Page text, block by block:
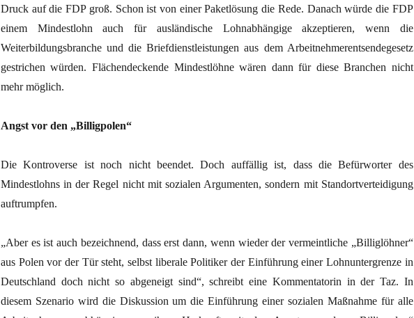
Druck auf die FDP groß. Schon ist von einer Paketlösung die Rede. Danach würde die FDP
einem Mindestlohn auch für ausländische Lohnabhängige akzeptieren, wenn die
Weiterbildungsbranche und die Briefdienstleistungen aus dem Arbeitnehmerentsendegesetz
gestrichen würden. Flächendeckende Mindestlöhne wären dann für diese Branchen nicht
mehr möglich.
Angst vor den „Billigpolen“
Die Kontroverse ist noch nicht beendet. Doch auffällig ist, dass die Befürworter des
Mindestlohns in der Regel nicht mit sozialen Argumenten, sondern mit Standortverteidigung
auftrumpfen.
„Aber es ist auch bezeichnend, dass erst dann, wenn wieder der vermeintliche „Billiglöhner“
aus Polen vor der Tür steht, selbst liberale Politiker der Einführung einer Lohnuntergrenze in
Deutschland doch nicht so abgeneigt sind“, schreibt eine Kommentatorin in der Taz. In
diesem Szenario wird die Diskussion um die Einführung einer sozialen Maßnahme für alle